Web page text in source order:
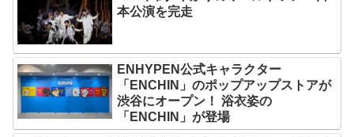
本公演を完走
ENHYPEN公式キャラクター
「ENCHIN」のポップアップストアが
渋谷にオープン！ 浴衣姿の
「ENCHIN」が登場